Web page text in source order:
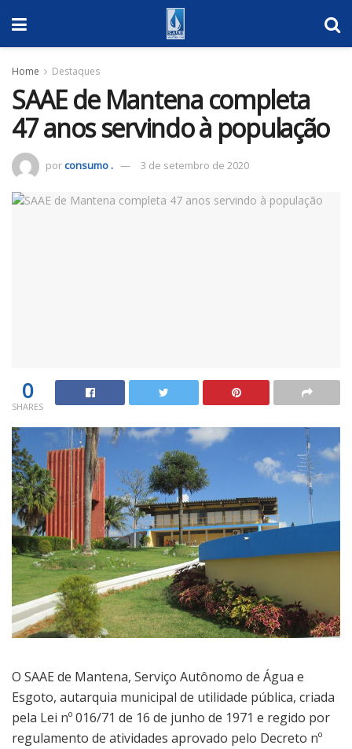
Home Destaques
SAAE de Mantena completa
47 anos servindo à população
porconsumo . 3 de setembro de 2020
0
SHARES
O SAAE de Mantena, Serviço Autônomo de Água e
Esgoto, autarquia municipal de utilidade pública, criada
pela Lei nº 016/71 de 16 de junho de 1971 e regido por
regulamento de atividades aprovado pelo Decreto nº